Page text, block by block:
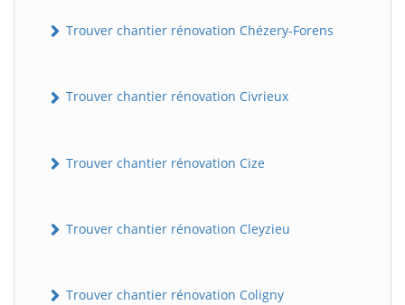
Trouver chantier rénovation Chézery-Forens
Trouver chantier rénovation Civrieux
Trouver chantier rénovation Cize
Trouver chantier rénovation Cleyzieu
Trouver chantier rénovation Coligny